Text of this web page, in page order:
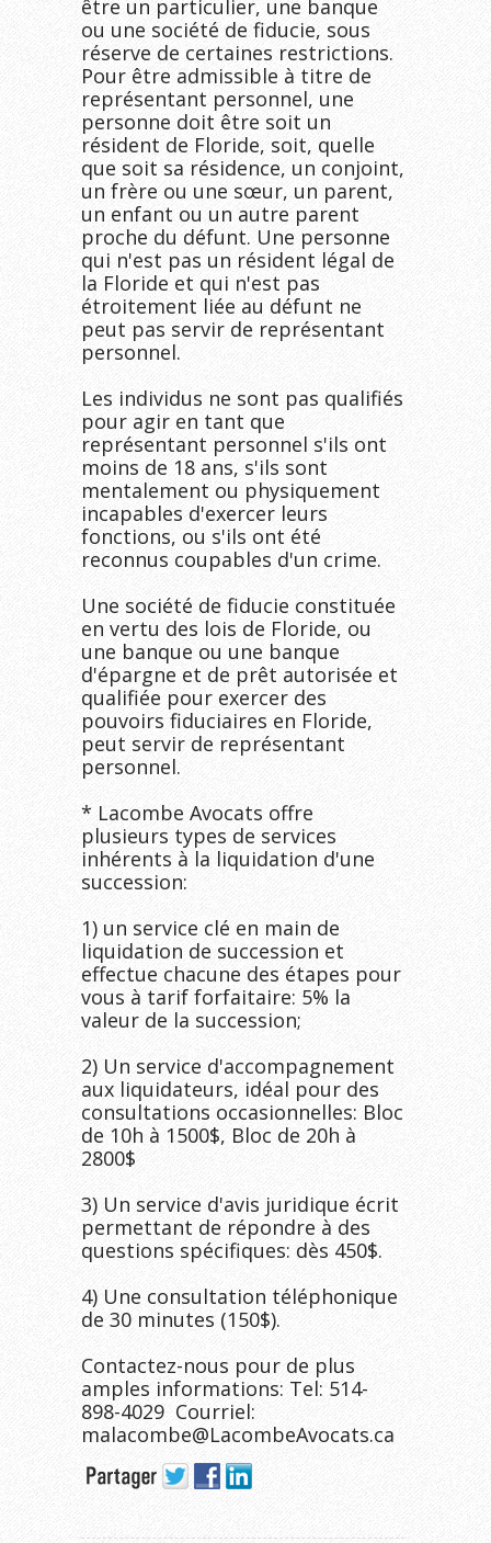
être un particulier, une banque
ou une société de fiducie, sous
réserve de certaines restrictions.
Pour être admissible à titre de
représentant personnel, une
personne doit être soit un
résident de Floride, soit, quelle
que soit sa résidence, un conjoint,
un frère ou une sœur, un parent,
un enfant ou un autre parent
proche du défunt. Une personne
qui n'est pas un résident légal de
la Floride et qui n'est pas
étroitement liée au défunt ne
peut pas servir de représentant
personnel.
Les individus ne sont pas qualifiés
pour agir en tant que
représentant personnel s'ils ont
moins de 18 ans, s'ils sont
mentalement ou physiquement
incapables d'exercer leurs
fonctions, ou s'ils ont été
reconnus coupables d'un crime.
Une société de fiducie constituée
en vertu des lois de Floride, ou
une banque ou une banque
d'épargne et de prêt autorisée et
qualifiée pour exercer des
pouvoirs fiduciaires en Floride,
peut servir de représentant
personnel.
* Lacombe Avocats offre
plusieurs types de services
inhérents à la liquidation d'une
succession:
1) un service clé en main de
liquidation de succession et
effectue chacune des étapes pour
vous à tarif forfaitaire: 5% la
valeur de la succession;
2) Un service d'accompagnement
aux liquidateurs, idéal pour des
consultations occasionnelles: Bloc
de 10h à 1500$, Bloc de 20h à
2800$
3) Un service d'avis juridique écrit
permettant de répondre à des
questions spécifiques: dès 450$.
4) Une consultation téléphonique
de 30 minutes (150$).
Contactez-nous pour de plus
amples informations: Tel: 514-
898-4029  Courriel:
malacombe@LacombeAvocats.ca